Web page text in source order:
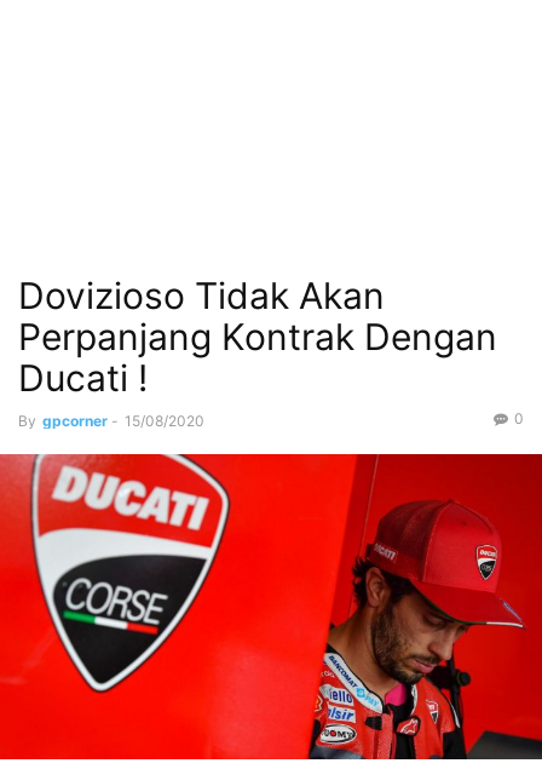
Dovizioso Tidak Akan
Perpanjang Kontrak Dengan
Ducati !
By gpcorner - 15/08/2020 0